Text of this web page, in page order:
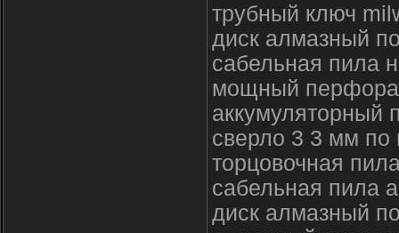
трубный ключ
диск алмазный
сабельная пила
мощный
аккумуляторный
сверло 3 3 мм по
торцовочная
сабельная пила
диск алмазный